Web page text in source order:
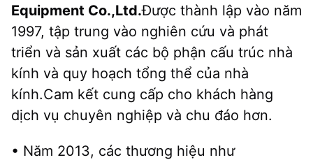
Equipment Co.,Ltd.Được thành lập vào năm
1997, tập trung vào nghiên cứu và phát
triển và sản xuất các bộ phận cấu trúc nhà
kính và quy hoạch tổng thể của nhà
kính.Cam kết cung cấp cho khách hàng
dịch vụ chuyên nghiệp và chu đáo hơn.
• Năm 2013, các thương hiệu như